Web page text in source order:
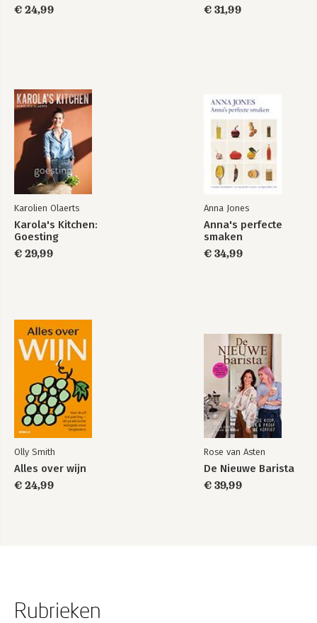
€ 24,99 € 31,99
Karolien Olaerts
Karola's Kitchen:
Goesting
€ 29,99
Anna Jones
Anna's perfecte
smaken
€ 34,99
Olly Smith
Alles over wijn
€ 24,99
Rose van Asten
De Nieuwe Barista
€ 39,99
Rubrieken